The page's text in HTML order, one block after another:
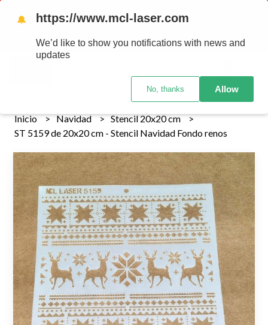
Tenemos envios a todo el pais!........ Los envios Por MENOR se
realizan 48 hs habiles porteriores al pago , los pedidos por
MAYOR se envian 7 dias posteriores al pago del pedido
Inicio Navidad
Stencil 20x20 cm
ST 5159 de 20x20 cm - Stencil Navidad Fondo renos
🔔 https://www.mcl-laser.com
We’d like to show you notifications with news and
updates
No, thanks Allow